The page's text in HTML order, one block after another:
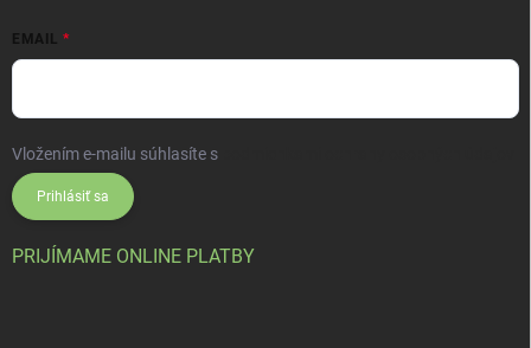
EMAIL
Vložením e-mailu súhlasíte s
Prihlásiť sa
PRIJÍMAME ONLINE PLATBY